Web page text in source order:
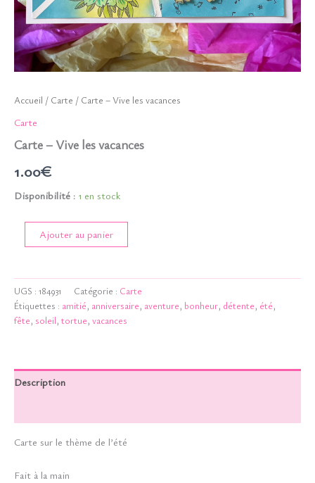
Accueil / Carte / Carte – Vive les vacances
Carte
Carte – Vive les vacances
1.00€
Disponibilité : 1 en stock
les
vacances
Ajouter au panier
UGS : 184931 Catégorie : Carte
Étiquettes : amitié, anniversaire, aventure, bonheur, détente, été,
fête, soleil, tortue, vacances
Description
Carte sur le thème de l’été
Fait à la main